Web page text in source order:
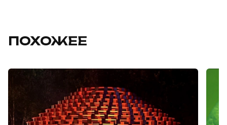
ПОХОЖЕЕ